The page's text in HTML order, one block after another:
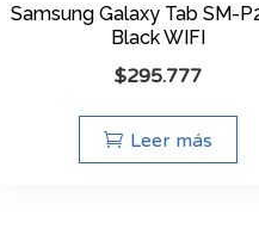
Samsung Galaxy Tab SM-
Black WIFI
$295.777
Leer más